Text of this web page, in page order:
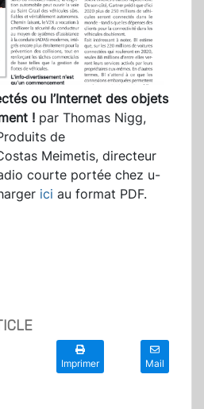
ou l’Internet des objets
! par Thomas Nigg,
de
Meimetis, directeur
courte portée chez u-
ici au format PDF.
Imprimer Mail